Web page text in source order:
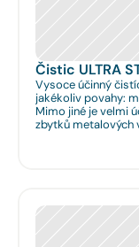
Čistic ULTRA
Vysoce účinný
jakékoliv povahy:
Mimo jiné je velmi
zbytků metalových